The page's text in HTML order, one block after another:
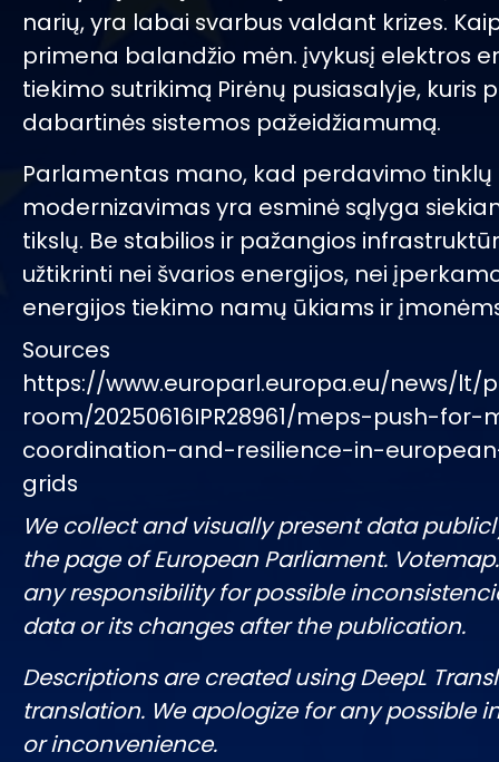
narių, yra labai svarbus valdant krizes.
primena balandžio mėn. įvykusį elektros
tiekimo sutrikimą Pirėnų pusiasalyje, kuris
dabartinės sistemos pažeidžiamumą.
Parlamentas mano, kad perdavimo tinklų
modernizavimas yra esminė sąlyga
tikslų. Be stabilios ir pažangios
užtikrinti nei švarios energijos, nei
energijos tiekimo namų ūkiams ir
Sources
https://www.europarl.europa.eu/news/lt/
room/20250616IPR28961/meps-push-for-
coordination-and-resilience-in-
grids
We collect and visually present data
the page of European Parliament.
any responsibility for possible
data or its changes after the publication.
Descriptions are created using DeepL
translation. We apologize for any possible
or inconvenience.